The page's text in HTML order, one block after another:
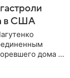
в США
дома в